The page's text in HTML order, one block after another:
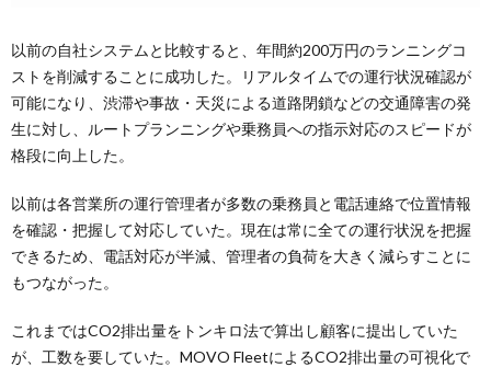
以前の自社システムと比較すると、年間約200万円のランニングコ
ストを削減することに成功した。リアルタイムでの運行状況確認が
可能になり、渋滞や事故・天災による道路閉鎖などの交通障害の発
生に対し、ルートプランニングや乗務員への指示対応のスピードが
格段に向上した。
以前は各営業所の運行管理者が多数の乗務員と電話連絡で位置情報
を確認・把握して対応していた。現在は常に全ての運行状況を把握
できるため、電話対応が半減、管理者の負荷を大きく減らすことに
もつながった。
これまではCO2排出量をトンキロ法で算出し顧客に提出していた
が、工数を要していた。MOVO FleetによるCO2排出量の可視化で